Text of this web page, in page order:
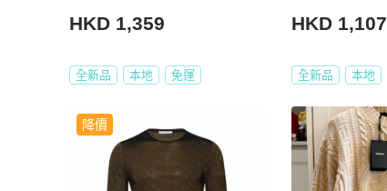
L)
HKD 1,359
全新品 本地 免運
HKD 1,107
全新品 本地
降價